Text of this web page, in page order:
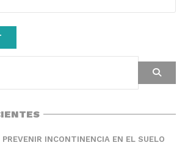
INCONTINENCIA EN EL SUELO